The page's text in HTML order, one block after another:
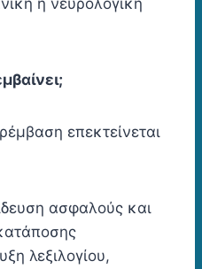
επεκτείνεται
ασφαλούς και
λεξιλογίου,